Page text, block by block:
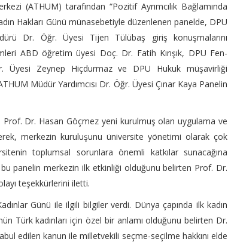
(ATHUM) tarafından “Pozitif Ayrımcılık Bağlamında
Hakları Günü münasebetiyle düzenlenen panelde, DPU
Dr. Öğr. Üyesi Tijen Tülübaş giriş konuşmalarını
ABD öğretim üyesi Doç. Dr. Fatih Kırışık, DPU Fen-
Zeynep Hiçdurmaz ve DPU Hukuk müşavirliği
Müdür Yardımcısı Dr. Öğr. Üyesi Çınar Kaya Panelin
Prof. Dr. Hasan Göçmez yeni kurulmuş olan uygulama ve
merkezin kuruluşunu üniversite yönetimi olarak çok
toplumsal sorunlara önemli katkılar sunacağına
bu panelin merkezin ilk etkinliği olduğunu belirten Prof. Dr.
teşekkürlerini iletti.
Günü ile ilgili bilgiler verdi. Dünya çapında ilk kadın
Türk kadınları için özel bir anlamı olduğunu belirten Dr.
edilen kanun ile milletvekili seçme-seçilme hakkını elde